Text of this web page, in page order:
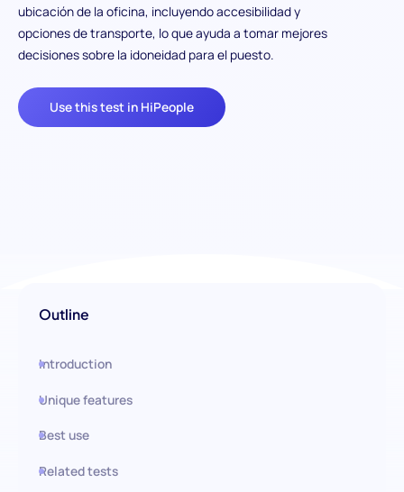
ubicación de la oficina, incluyendo accesibilidad y
opciones de transporte, lo que ayuda a tomar mejores
decisiones sobre la idoneidad para el puesto.
Use this test in HiPeople
Outline
Introduction
Unique features
Best use
Related tests